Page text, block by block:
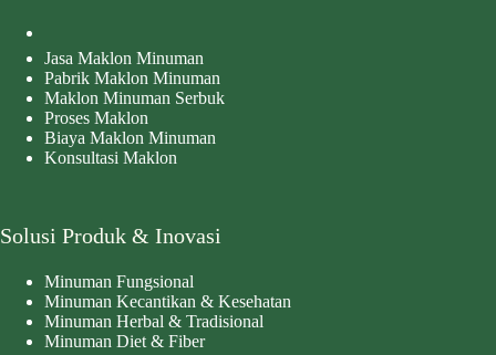
Jasa Maklon Minuman
Pabrik Maklon Minuman
Maklon Minuman Serbuk
Proses Maklon
Biaya Maklon Minuman
Konsultasi Maklon
Solusi Produk & Inovasi
Minuman Fungsional
Minuman Kecantikan & Kesehatan
Minuman Herbal & Tradisional
Minuman Diet & Fiber